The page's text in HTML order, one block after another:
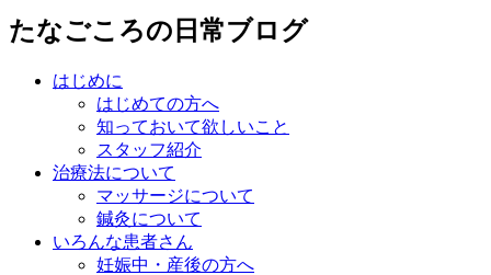
たなごころの日常ブログ
はじめに
はじめての方へ
知っておいて欲しいこと
スタッフ紹介
治療法について
マッサージについて
鍼灸について
いろんな患者さん
妊娠中・産後の方へ